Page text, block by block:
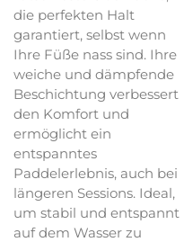
die perfekten Halt
garantiert, selbst wenn
Ihre Füße nass sind. Ihre
weiche und dämpfende
Beschichtung verbessert
den Komfort und
ermöglicht ein
entspanntes
Paddelerlebnis, auch bei
längeren Sessions. Ideal,
um stabil und entspannt
auf dem Wasser zu